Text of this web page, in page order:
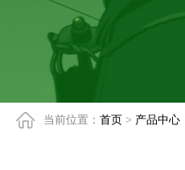
当前位置： 首页 > 产品中心